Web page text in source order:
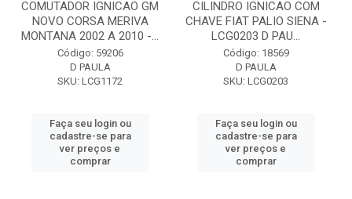
COMUTADOR IGNICAO GM
NOVO CORSA MERIVA
MONTANA 2002 A 2010 -...
Código: 59206
D PAULA
SKU: LCG1172
Faça seu login ou
cadastre-se para
ver preços e
comprar
CILINDRO IGNICAO COM
CHAVE FIAT PALIO SIENA -
LCG0203 D PAU...
Código: 18569
D PAULA
SKU: LCG0203
Faça seu login ou
cadastre-se para
ver preços e
comprar